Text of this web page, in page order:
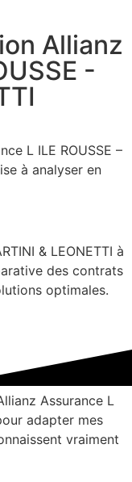
Allianz
-
L ILE ROUSSE –
à analyser en
& LEONETTI à
des contrats
optimales.
Assurance L
adapter mes
vraiment